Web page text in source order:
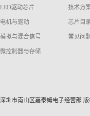
LED驱动芯片
电机与驱动
模拟与混合信号
微控制器与存储
技术方
芯片目
常见问
深圳市南山区嘉泰姆电子经营部